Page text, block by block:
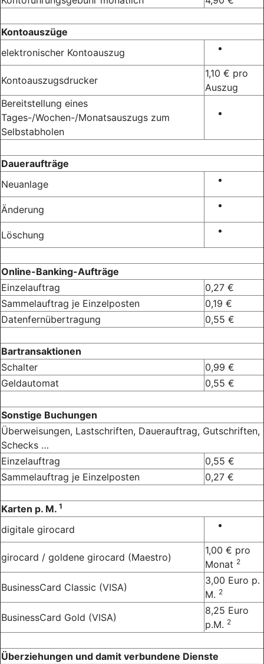
Kontoauszüge
elektronischer Kontoauszug
Kontoauszugsdrucker
1,10 € pro
Auszug
Bereitstellung eines
Tages-/Wochen-/Monatsauszugs zum
Selbstabholen
Daueraufträge
Neuanlage
Änderung
Löschung
Online-Banking-Aufträge
Einzelauftrag
0,27 €
Sammelauftrag je Einzelposten
0,19 €
Datenfernübertragung
0,55 €
Bartransaktionen
Schalter
0,99 €
Geldautomat
0,55 €
Sonstige Buchungen
Überweisungen, Lastschriften, Dauerauftrag, Gutschriften,
Schecks …
Einzelauftrag
0,55 €
Sammelauftrag je Einzelposten
0,27 €
Karten p. M. 1
digitale girocard
girocard / goldene girocard (Maestro)
1,00 € pro
Monat 2
BusinessCard Classic (VISA)
3,00 Euro p.
M. 2
BusinessCard Gold (VISA)
8,25 Euro
p.M. 2
Überziehungen und damit verbundene Dienste